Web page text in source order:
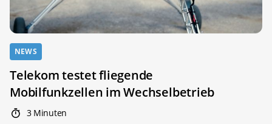
NEWS
Telekom testet fliegende
Mobilfunkzellen im Wechselbetrieb
3 Minuten